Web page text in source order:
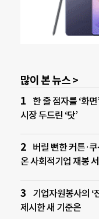
많이 본 뉴스 >
한 줄 점자를 ‘화
시장 두드린 ‘닷’
버릴 뻔한 커튼·
온 사회적기업 재봉
기업자원봉사의
제시한 새 기준은